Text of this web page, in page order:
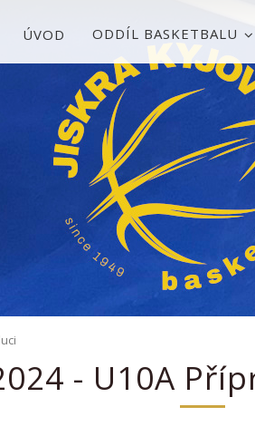
ÚVOD ODDÍL BASKETBALU
- U10A